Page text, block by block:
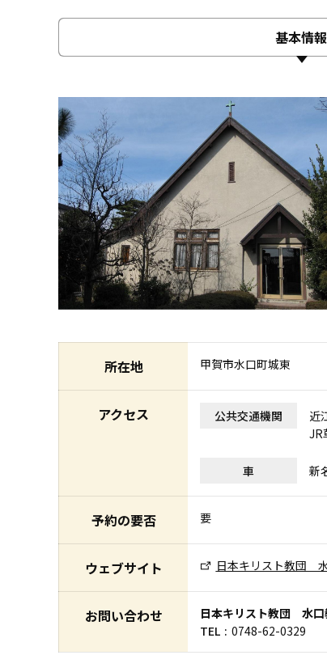
基本情報
所在地 甲賀市水口町城東
アクセス 公共交通機関
近
JR
車 新
予約の要否 要
ウェブサイト 日本キリスト教団
お問い合わせ
日本キリスト教団 水口
TEL
0748-62-0329